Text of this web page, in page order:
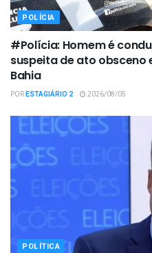
POLÍCIA
#Polícia: Homem é
suspeita de ato obsceno
Bahia
PORESTAGIÁRIO 2 2026/08/05
POLÍTICA